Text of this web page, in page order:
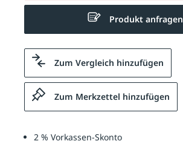
Produkt anfragen
Zum Vergleich hinzufügen
Zum Merkzettel hinzufügen
2 % Vorkassen-Skonto